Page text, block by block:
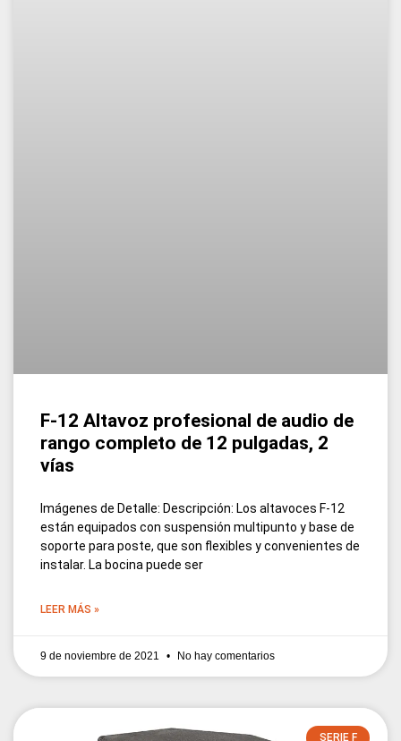
F-12 Altavoz profesional de audio de
rango completo de 12 pulgadas, 2
vías
Imágenes de Detalle: Descripción: Los altavoces F-12
están equipados con suspensión multipunto y base de
soporte para poste, que son flexibles y convenientes de
instalar. La bocina puede ser
LEER MÁS »
9 de noviembre de 2021 No hay comentarios
SERIE F